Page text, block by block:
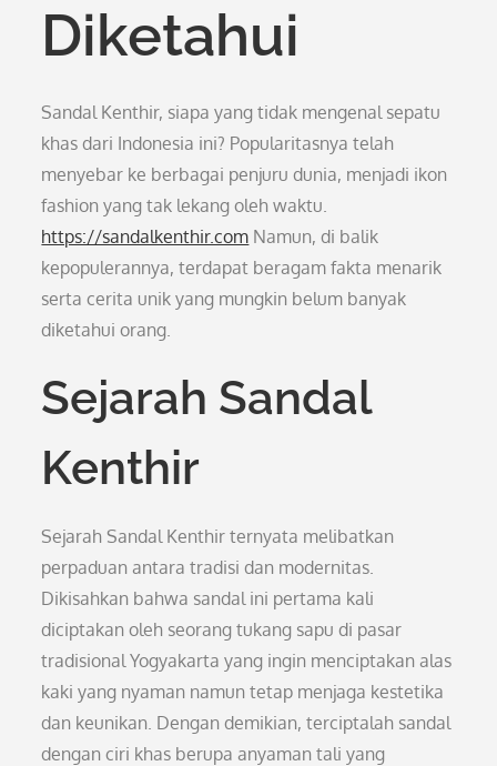
Diketahui
Sandal Kenthir, siapa yang tidak mengenal sepatu
khas dari Indonesia ini? Popularitasnya telah
menyebar ke berbagai penjuru dunia, menjadi ikon
fashion yang tak lekang oleh waktu.
https://sandalkenthir.com Namun, di balik
kepopulerannya, terdapat beragam fakta menarik
serta cerita unik yang mungkin belum banyak
diketahui orang.
Sejarah Sandal
Kenthir
Sejarah Sandal Kenthir ternyata melibatkan
perpaduan antara tradisi dan modernitas.
Dikisahkan bahwa sandal ini pertama kali
diciptakan oleh seorang tukang sapu di pasar
tradisional Yogyakarta yang ingin menciptakan alas
kaki yang nyaman namun tetap menjaga kestetika
dan keunikan. Dengan demikian, terciptalah sandal
dengan ciri khas berupa anyaman tali yang